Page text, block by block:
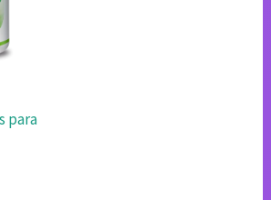
para